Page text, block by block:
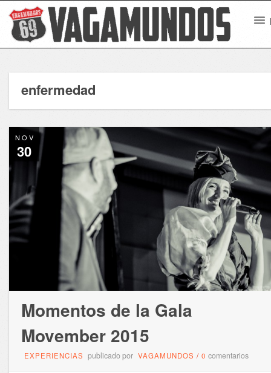
enfermedad
NOV
30
Momentos de la Gala
Movember 2015
EXPERIENCIAS publicado por VAGAMUNDOS / 0 comentarios